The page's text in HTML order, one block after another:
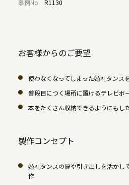
事例No
R1130
お客様からのご要望
使わなくなってしまった婚礼タンス
普段目につく場所に置けるテレビボ
本をたくさん収納できるようにもし
製作コンセプト
婚礼タンスの扉や引き出しを活かし
作